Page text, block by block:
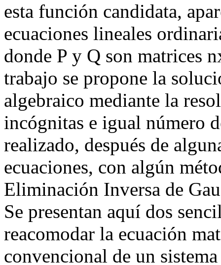
esta función candidata,
ecuaciones lineales
donde P y Q son matrices
trabajo se propone la
algebraico mediante la
incógnitas e igual número
realizado, después de
ecuaciones, con algún
Eliminación Inversa de
Se presentan aquí dos
reacomodar la ecuación
convencional de un